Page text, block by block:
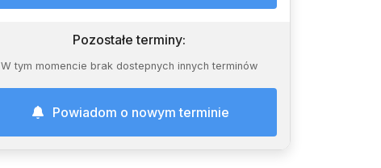
Pozostałe terminy:
W tym momencie brak dostepnych innych terminów
Powiadom o nowym terminie